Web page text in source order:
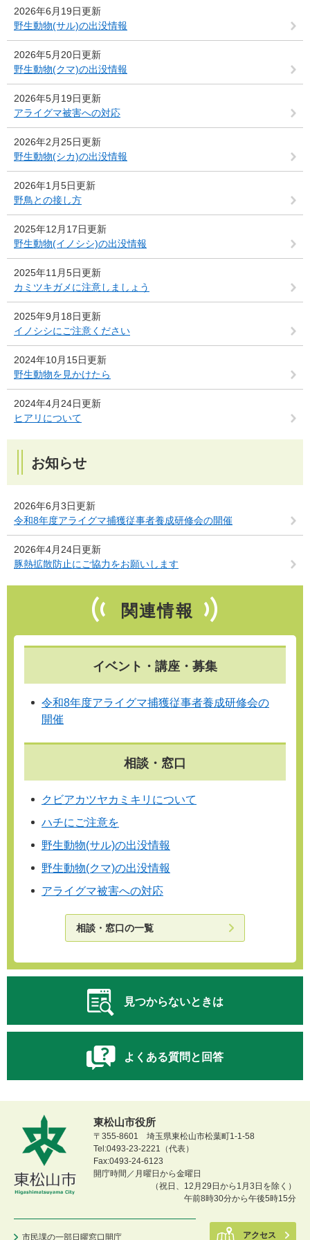
2026年6月19日更新
野生動物(サル)の出没情報
2026年5月20日更新
野生動物(クマ)の出没情報
2026年5月19日更新
アライグマ被害への対応
2026年2月25日更新
野生動物(シカ)の出没情報
2026年1月5日更新
野鳥との接し方
2025年12月17日更新
野生動物(イノシシ)の出没情報
2025年11月5日更新
カミツキガメに注意しましょう
2025年9月18日更新
イノシシにご注意ください
2024年10月15日更新
野生動物を見かけたら
2024年4月24日更新
ヒアリについて
お知らせ
2026年6月3日更新
令和8年度アライグマ捕獲従事者養成研修会の開催
2026年4月24日更新
豚熱拡散防止にご協力をお願いします
関連情報
イベント・講座・募集
令和8年度アライグマ捕獲従事者養成研修会の
開催
相談・窓口
クビアカツヤカミキリについて
ハチにご注意を
野生動物(サル)の出没情報
野生動物(クマ)の出没情報
アライグマ被害への対応
相談・窓口の一覧
見つからないときは
よくある質問と回答
東松山市役所
〒355-8601 埼玉県東松山市松葉町1-1-58
Tel:0493-23-2221（代表）
Fax:0493-24-6123
開庁時間／月曜日から金曜日
（祝日、12月29日から1月3日を除く）
午前8時30分から午後5時15分
市民課の一部日曜窓口開庁 アクセス